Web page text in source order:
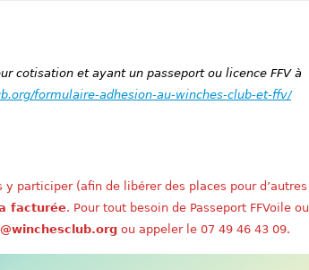
cotisation et ayant un passeport ou licence FFV à
formulaire-adhesion-au-winches-club-et-ffv/
participer (afin de libérer des places pour d’autres
facturée. Pour tout besoin de Passeport FFVoile ou
ou appeler le 07 49 46 43 09.